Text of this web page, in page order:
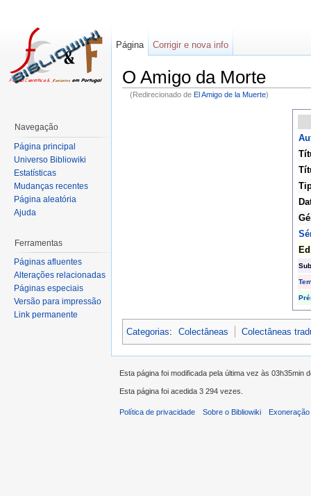
O Amigo da Morte
(Redirecionado de El Amigo de la Muerte)
Categorias: Colectâneas Colectâneas
Página Corrigir e nova info
Navegação
Página principal
Universo Bibliowiki
Estatísticas
Mudanças recentes
Página aleatória
Ajuda
Ferramentas
Páginas afluentes
Alterações relacionadas
Páginas especiais
Versão para impressão
Link permanente
Esta página foi modificada pela última vez às 03h35min
Esta página foi acedida 3 294 vezes.
Política de privacidade Sobre o Bibliowiki